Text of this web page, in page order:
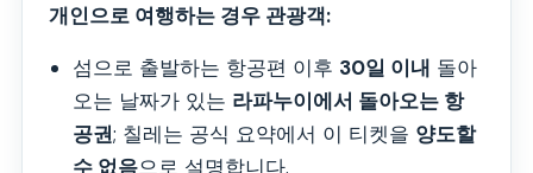
개인으로 여행하는 경우 관광객:
섬으로 출발하는 항공편 이후 30일 이내 돌아
오는 날짜가 있는 라파누이에서 돌아오는 항
공권; 칠레는 공식 요약에서 이 티켓을 양도할
수 없음으로 설명합니다.